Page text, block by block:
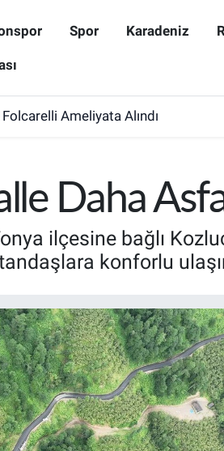
Spor Karadeniz
Ameliyata Alındı
Daha
ilçesine bağlı
konforlu